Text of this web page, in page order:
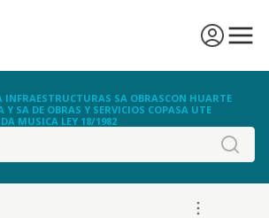
INFRAESTRUCTURAS SA OBRASCON HUARTE
Y SA DE OBRAS Y SERVICIOS COPASA UTE
MUSICA LEY 18/1982